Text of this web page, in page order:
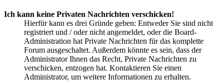
Ich kann keine Privaten Nachrichten verschicken!
Hierfür kann es drei Gründe geben: Entweder Sie sind nicht
registriert und / oder nicht angemeldet, oder die Board-
Administration hat Private Nachrichten für das komplette
Forum ausgeschaltet. Außerdem könnte es sein, dass der
Administrator Ihnen das Recht, Private Nachrichten zu
verschicken, entzogen hat. Kontaktieren Sie einen
Administrator, um weitere Informationen zu erhalten.